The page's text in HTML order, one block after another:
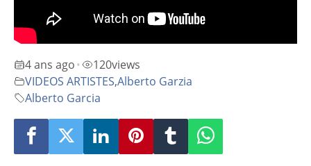
4 ans ago • 120views
VIDEOS ARTISTES,Alberto Garzia
Alberto Garcia